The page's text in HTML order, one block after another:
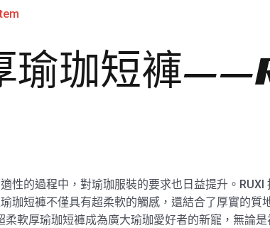
瑜珈短褲
性的過程中，對瑜珈服裝的要求也日益提升。
珈短褲不僅具有超柔軟的觸感，還結合了厚實的
柔軟厚瑜珈短褲成為廣大瑜珈愛好者的新寵，無論